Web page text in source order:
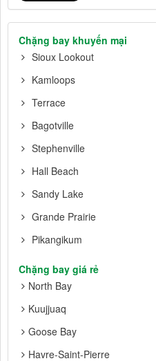
Chặng bay khuyến mại
Sioux Lookout
Kamloops
Terrace
Bagotville
Stephenville
Hall Beach
Sandy Lake
Grande Prairie
Pikangikum
Chặng bay giá rẻ
North Bay
Kuujjuaq
Goose Bay
Havre-Saint-Pierre